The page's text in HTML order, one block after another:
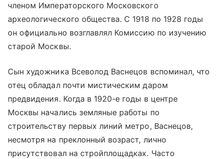
членом Императорского Московского
археологического общества. С 1918 по 1928 годы
он официально возглавлял Комиссию по изучению
старой Москвы.
Сын художника Всеволод Васнецов вспоминал, что
отец обладал почти мистическим даром
предвидения. Когда в 1920-е годы в центре
Москвы начались земляные работы по
строительству первых линий метро, Васнецов,
несмотря на преклонный возраст, лично
присутствовал на стройплощадках. Часто